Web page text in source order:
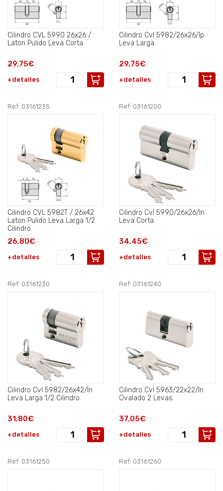
Cilindro CVL 5990 26x26 /
Laton Pulido Leva Corta.
29,75€
+detalles
Cilindro Cvl 5982/26x26/lp
Leva Larga.
29,75€
+detalles
Ref: 03161235
Cilindro CVL 5982T / 26x42
Laton Pulido Leva Larga 1/2
Cilindro.
26,80€
+detalles
Ref: 03161200
Cilindro Cvl 5990/26x26/ln
Leva Corta.
34,45€
+detalles
Ref: 03161230
Cilindro Cvl 5982/26x42/ln
Leva Larga 1/2 Cilindro.
31,80€
+detalles
Ref: 03161240
Cilindro Cvl 5963/22x22/ln
Ovalado 2 Levas.
37,05€
+detalles
Ref: 03161250 Ref: 03161260